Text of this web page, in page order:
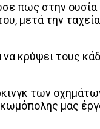
πως στην ουσία
μετά την
κρύψει τους
των οχημάτων
κωμόπολης μας